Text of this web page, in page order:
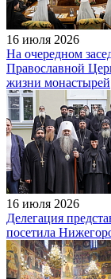
16 июля 2026
На очередном
Православной
жизни монастырей
16 июля 2026
Делегация
посетила